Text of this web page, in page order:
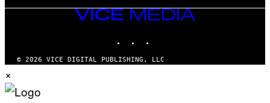
VICE
MEDIA
© 2026 VICE DIGITAL PUBLISHING, LLC
×